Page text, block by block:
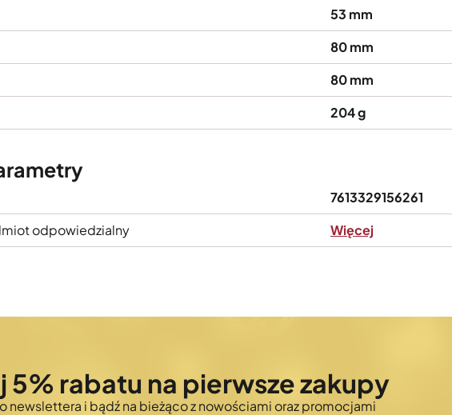
53 mm
80 mm
80 mm
204 g
7613329156261
odpowiedzialny
Więcej
5% rabatu na pierwsze zakupy
newslettera i bądź na bieżąco z nowościami oraz promocjami